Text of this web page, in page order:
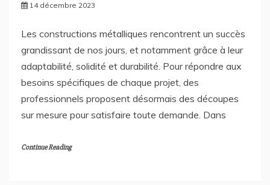
14 décembre 2023
Les constructions métalliques rencontrent un succès
grandissant de nos jours, et notamment grâce à leur
adaptabilité, solidité et durabilité. Pour répondre aux
besoins spécifiques de chaque projet, des
professionnels proposent désormais des découpes
sur mesure pour satisfaire toute demande. Dans
Continue Reading